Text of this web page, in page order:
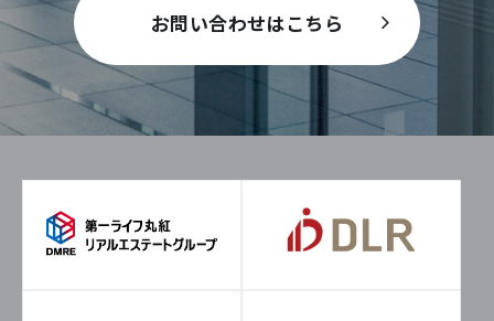
お問い合わせはこちら